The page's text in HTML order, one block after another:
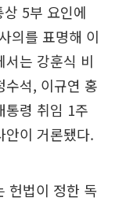
5부 요인에
의를 표명해 이
는 강훈식 비
수석, 이규연 홍
통령 취임 1주
안이 거론됐다.
헌법이 정한 독